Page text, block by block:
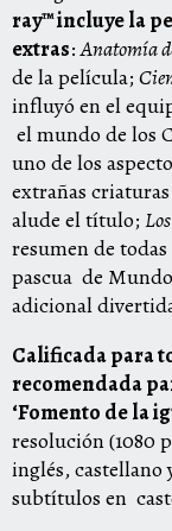
ray™ incluye la
extras:Anatomía
de la película;
influyó en el
el mundo de los
uno de los
extrañas
alude el título;
resumen de
pascua de
adicional
Calificada para
recomendada
‘Fomento de la
resolución (1080
inglés, castellano
subtítulos en